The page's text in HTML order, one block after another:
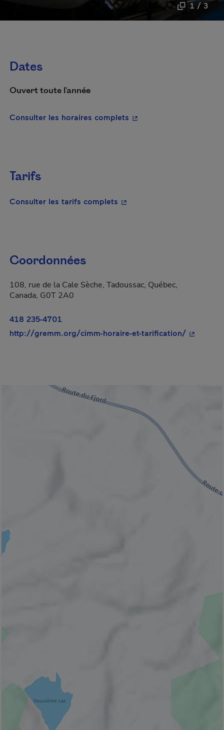
1 / 3
Dates
Ouvert toute l'année
Consulter les horaires complets - Cet hyperlien
Tarifs
Consulter les tarifs complets - Cet hyperlien s'ouvrira
Coordonnées
108, rue de la Cale Sèche, Tadoussac, Québec,
Canada, G0T 2A0
418 235-4701
http://gremm.org/cimm-horaire-et-tarification/- Cet